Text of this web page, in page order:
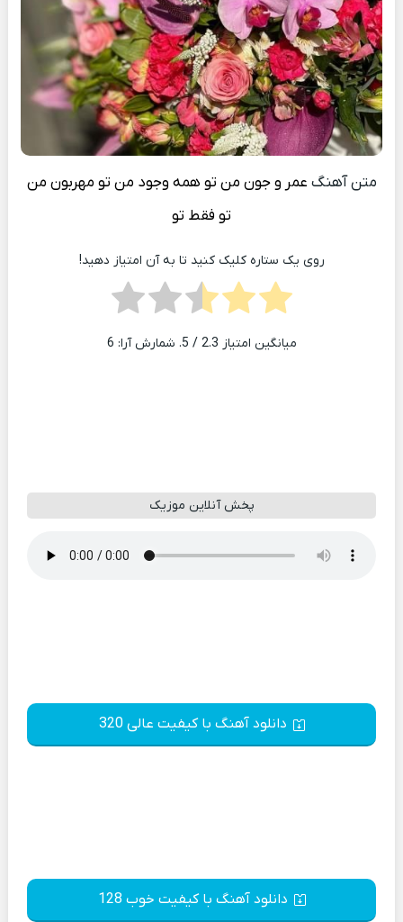
متن آهنگ عمر و جون من تو همه وجود من تو مهربون من
تو فقط تو
روی یک ستاره کلیک کنید تا به آن امتیاز دهید!
میانگین امتیاز 2.3 / 5. شمارش آرا: 6
پخش آنلاین موزیک
دانلود آهنگ با کیفیت عالی 320
دانلود آهنگ با کیفیت خوب 128